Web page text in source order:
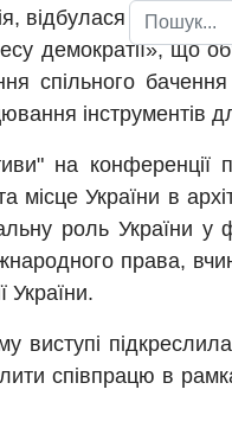
Пошук
Type 2 or
відбулася
демократії», що
спільного бачення
інструментів
на
України в
роль України у
права,
України.
виступі
співпрацю в